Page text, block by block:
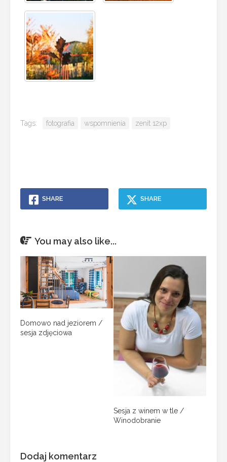
Tags: fotografia wspomnienia zenit 12xp
SHARE SHARE
You may also like...
Domowo nad jeziorem /
sesja zdjęciowa
Sesja z winem w tle /
Winodobranie
Dodaj komentarz